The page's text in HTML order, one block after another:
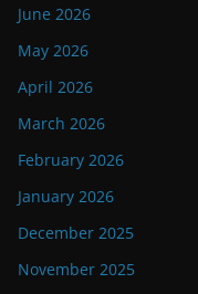
June 2026
May 2026
April 2026
March 2026
February 2026
January 2026
December 2025
November 2025